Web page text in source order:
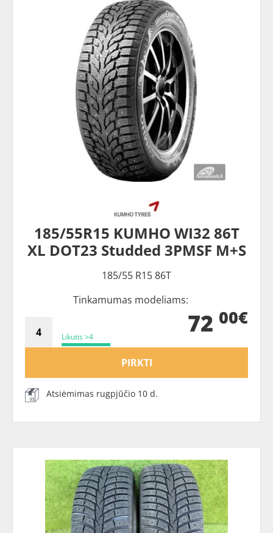
185/55R15 KUMHO WI32 86T
XL DOT23 Studded 3PMSF M+S
185/55 R15 86T
Tinkamumas modeliams:
Likutis >4 72 00€
PIRKTI
Atsiėmimas rugpjūčio 10 d.